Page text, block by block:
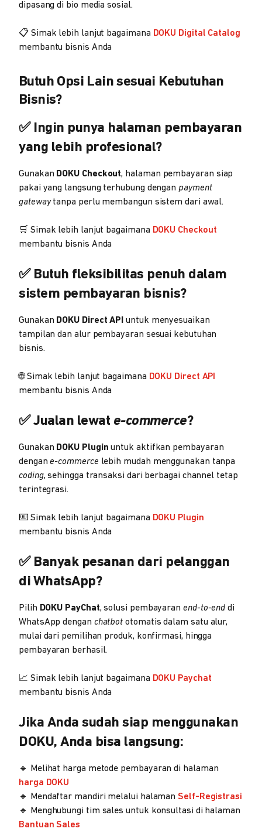
dipasang di bio media sosial.
📋 Simak lebih lanjut bagaimana DOKU Digital Catalog
membantu bisnis Anda
Butuh Opsi Lain sesuai Kebutuhan
Bisnis?
✅ Ingin punya halaman pembayaran
yang lebih profesional?
Gunakan DOKU Checkout, halaman pembayaran siap
pakai yang langsung terhubung dengan payment
gatewaytanpa perlu membangun sistem dari awal.
🛒 Simak lebih lanjut bagaimana DOKU Checkout
membantu bisnis Anda
✅ Butuh fleksibilitas penuh dalam
sistem pembayaran bisnis?
Gunakan DOKU Direct API untuk menyesuaikan
tampilan dan alur pembayaran sesuai kebutuhan
bisnis.
🌐 Simak lebih lanjut bagaimana DOKU Direct API
membantu bisnis Anda
✅ Jualan lewat e-commerce?
Gunakan DOKU Pluginuntuk aktifkan pembayaran
dengane-commerce lebih mudah menggunakan tanpa
coding, sehingga transaksi dari berbagai channel tetap
terintegrasi.
⌨️ Simak lebih lanjut bagaimana DOKU Plugin
membantu bisnis Anda
✅ Banyak pesanan dari pelanggan
di WhatsApp?
Pilih DOKU PayChat, solusi pembayaran end-to-end di
WhatsApp dengan chatbot otomatis dalam satu alur,
mulai dari pemilihan produk, konfirmasi, hingga
pembayaran berhasil.
📈 Simak lebih lanjut bagaimana DOKU Paychat
membantu bisnis Anda
Jika Anda sudah siap menggunakan
DOKU, Anda bisa langsung:
🔹 Melihat harga metode pembayaran di halaman
harga DOKU
🔹 Mendaftar mandiri melalui halaman Self-Registrasi
🔹 Menghubungi tim sales untuk konsultasi di halaman
Bantuan Sales